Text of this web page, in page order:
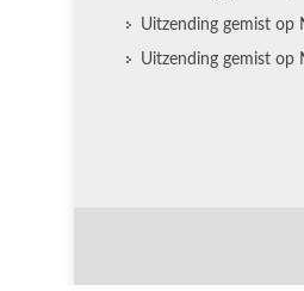
Uitzending gemist op
Uitzending gemist op